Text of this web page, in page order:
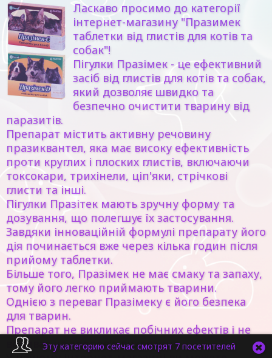
Ласкаво просимо до категорії
інтернет-магазину "Празимек
таблетки від глистів для котів та
собак"!
Пігулки Празімек - це ефективний
засіб від глистів для котів та собак,
який дозволяє швидко та
безпечно очистити тварину від
паразитів.
Препарат містить активну речовину
празиквантел, яка має високу ефективність
проти круглих і плоских глистів, включаючи
токсокари, трихінели, ціп'яки, стрічкові
глисти та інші.
Пігулки Празітек мають зручну форму та
дозування, що полегшує їх застосування.
Завдяки інноваційній формулі препарату його
дія починається вже через кілька годин після
прийому таблетки.
Більше того, Празімек не має смаку та запаху,
тому його легко приймають тварини.
Однією з переваг Празімеку є його безпека
для тварин.
Препарат не викликає побічних ефектів і не
впливає на здоров'я вихованця.
Эту категорию сейчас смотрят 7 посетителей